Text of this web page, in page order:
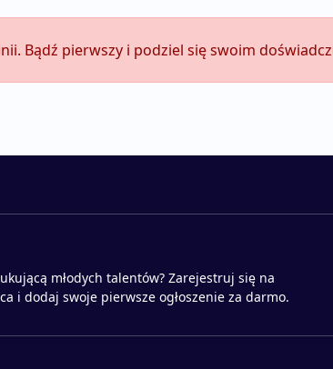
Bądź pierwszy i podziel się swoim
młodych talentów? Zarejestruj się na
i dodaj swoje pierwsze ogłoszenie za darmo.